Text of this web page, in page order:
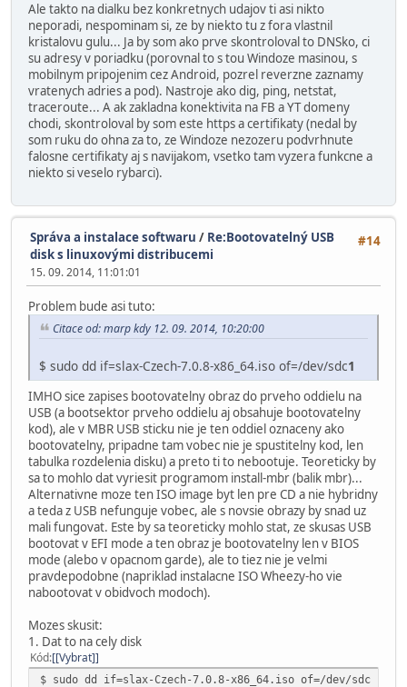
Ale takto na dialku bez konkretnych udajov ti asi nikto
neporadi, nespominam si, ze by niekto tu z fora vlastnil
kristalovu gulu... Ja by som ako prve skontroloval to DNSko, ci
su adresy v poriadku (porovnal to s tou Windoze masinou, s
mobilnym pripojenim cez Android, pozrel reverzne zaznamy
vratenych adries a pod). Nastroje ako dig, ping, netstat,
traceroute... A ak zakladna konektivita na FB a YT domeny
chodi, skontroloval by som este https a certifikaty (nedal by
som ruku do ohna za to, ze Windoze nezozeru podvrhnute
falosne certifikaty aj s navijakom, vsetko tam vyzera funkcne a
niekto si veselo rybarci).
#14
Správa a instalace softwaru / Re:Bootovatelný USB
disk s linuxovými distribucemi
15. 09. 2014, 11:01:01
Problem bude asi tuto:
Citace od: marp kdy 12. 09. 2014, 10:20:00
$ sudo dd if=slax-Czech-7.0.8-x86_64.iso of=/dev/sdc1
IMHO sice zapises bootovatelny obraz do prveho oddielu na
USB (a bootsektor prveho oddielu aj obsahuje bootovatelny
kod), ale v MBR USB sticku nie je ten oddiel oznaceny ako
bootovatelny, pripadne tam vobec nie je spustitelny kod, len
tabulka rozdelenia disku) a preto ti to nebootuje. Teoreticky by
sa to mohlo dat vyriesit programom install-mbr (balik mbr)...
Alternativne moze ten ISO image byt len pre CD a nie hybridny
a teda z USB nefunguje vobec, ale s novsie obrazy by snad uz
mali fungovat. Este by sa teoreticky mohlo stat, ze skusas USB
bootovat v EFI mode a ten obraz je bootovatelny len v BIOS
mode (alebo v opacnom garde), ale to tiez nie je velmi
pravdepodobne (napriklad instalacne ISO Wheezy-ho vie
nabootovat v obidvoch modoch).
Mozes skusit:
1. Dat to na cely disk
Kód [Vybrat]
$ sudo dd if=slax-Czech-7.0.8-x86_64.iso of=/dev/sdc